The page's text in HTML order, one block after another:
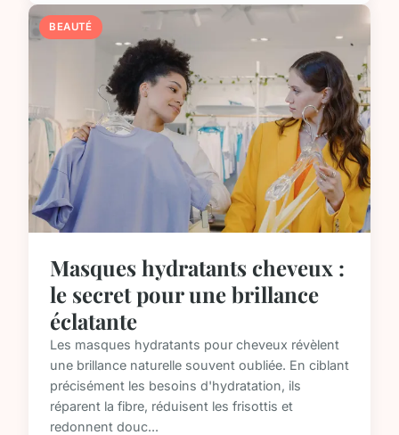
BEAUTÉ
Masques hydratants cheveux :
le secret pour une brillance
éclatante
Les masques hydratants pour cheveux révèlent
une brillance naturelle souvent oubliée. En ciblant
précisément les besoins d'hydratation, ils
réparent la fibre, réduisent les frisottis et
redonnent douc...